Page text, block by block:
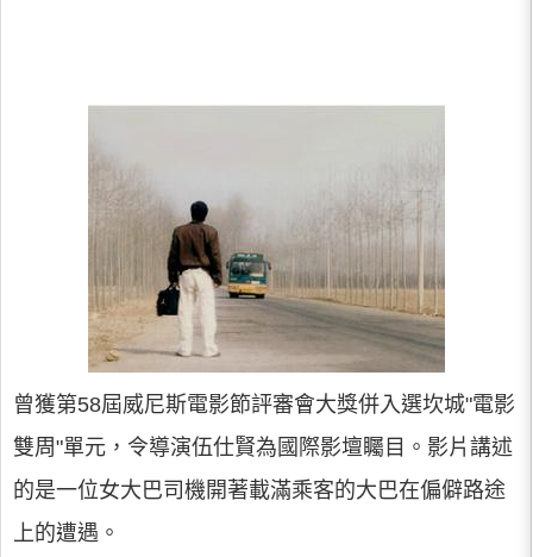
曾獲第58屆威尼斯電影節評審會大獎併入選坎城"電影
雙周"單元，令導演伍仕賢為國際影壇矚目。影片講述
的是一位女大巴司機開著載滿乘客的大巴在偏僻路途
上的遭遇。